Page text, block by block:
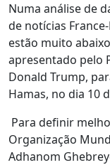
Numa análise de
de notícias
estão muito
apresentado pelo
Donald Trump,
Hamas, no dia 10
Para definir
Organização
Adhanom